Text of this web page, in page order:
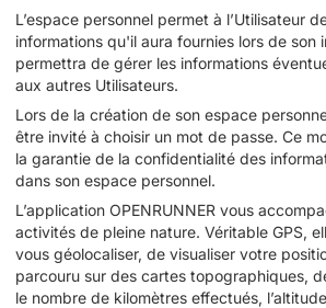
L’espace personnel permet à l’Utilisateur
informations qu'il aura fournies lors de son
permettra de gérer les informations
aux autres Utilisateurs.
Lors de la création de son espace
être invité à choisir un mot de passe. Ce
la garantie de la confidentialité des
dans son espace personnel.
L’application OPENRUNNER vous
activités de pleine nature. Véritable GPS,
vous géolocaliser, de visualiser votre
parcouru sur des cartes topographiques,
le nombre de kilomètres effectués,